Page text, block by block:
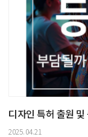
디자인 특허 출원
2025.04.21